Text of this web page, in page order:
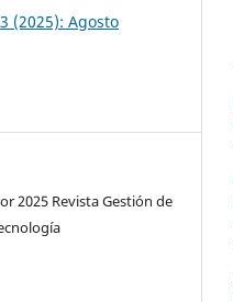
(2025): Agosto
2025 Revista Gestión de